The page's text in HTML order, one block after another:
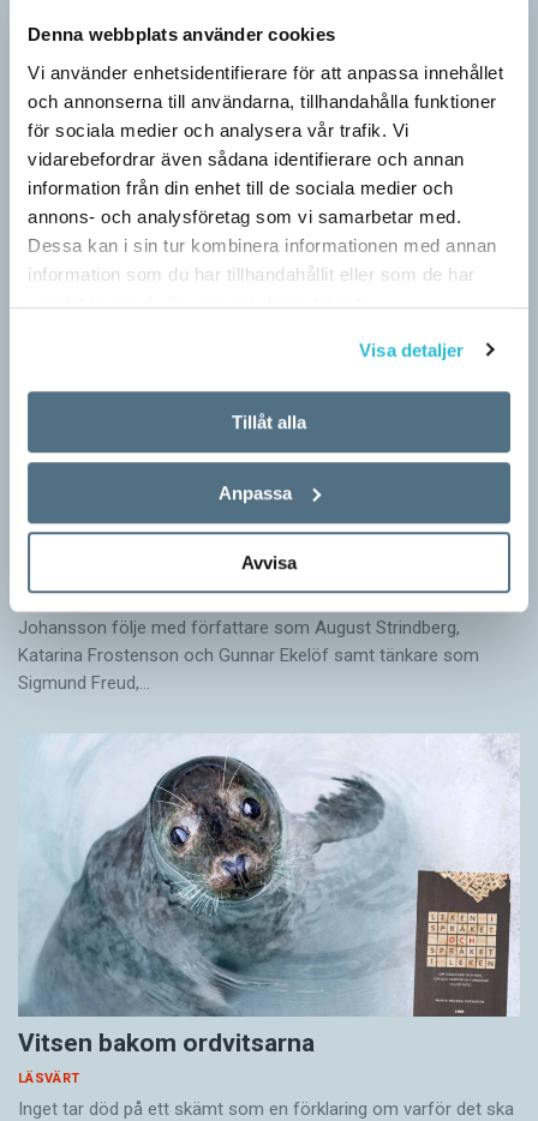
Denna webbplats använder cookies
Vi använder enhetsidentifierare för att anpassa innehållet
och annonserna till användarna, tillhandahålla funktioner
för sociala medier och analysera vår trafik. Vi
vidarebefordrar även sådana identifierare och annan
information från din enhet till de sociala medier och
annons- och analysföretag som vi samarbetar med.
Dessa kan i sin tur kombinera informationen med annan
information som du har tillhandahållit eller som de har
samlat in när du har använt deras tjänster.
Visa detaljer
Tillåt alla
Anpassa
Avvisa
Berättelsen är nu ett säljverktyg
Narrativ, ’berättelse; subjektivt färgad uppfattning’, var en av
nykomlingarna i 2026 års upplaga av Svenska Akademiens
ordlista, SAOL. Som adjektiv har narrativ, ’berättande’, funnits
Egna tankar om andras skrivande
I boken Om skrivande slår psykoanalytikern Per Magnus
Johansson följe med författare som August Strindberg,
Katarina Frostenson och Gunnar Ekelöf samt tänkare som
Sigmund Freud,…
Vitsen bakom ordvitsarna
LÄSVÄRT
Inget tar död på ett skämt som en förklaring om varför det ska